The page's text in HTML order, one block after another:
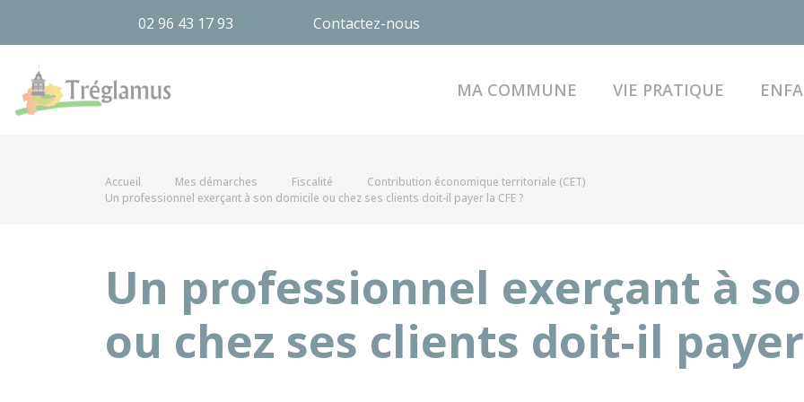
02 96 43 17 93 Contactez-nous
MA COMMUNE VIE PRATIQUE
Accueil Mes démarches Fiscalité
Contribution économique territoriale (CET)
Un professionnel exerçant à son domicile ou chez ses clients doit-il payer la CFE ?
Un professionnel exerçant à
ou chez ses clients doit-il payer